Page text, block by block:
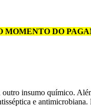
MOMENTO DO
outro insumo químico.
e antimicrobiana.